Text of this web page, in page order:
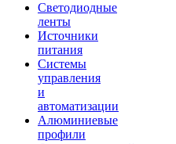
Светодиодные
ленты
Источники
питания
Системы
управления
и
автоматизации
Алюминиевые
профили